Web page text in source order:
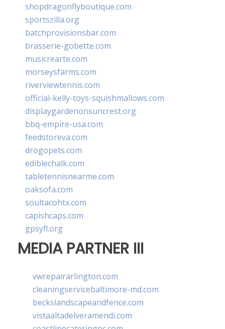
shopdragonflyboutique.com
sportszilla.org
batchprovisionsbar.com
brasserie-gobette.com
musicrearte.com
morseysfarms.com
riverviewtennis.com
official-kelly-toys-squishmallows.com
displaygardenonsuncrest.org
bbq-empire-usa.com
feedstoreva.com
drogopets.com
ediblechalk.com
tabletennisnearme.com
oaksofa.com
soultacohtx.com
capishcaps.com
gpsyfl.org
MEDIA PARTNER III
vwrepairarlington.com
cleaningservicebaltimore-md.com
beckslandscapeandfence.com
vistaaltadelveramendi.com